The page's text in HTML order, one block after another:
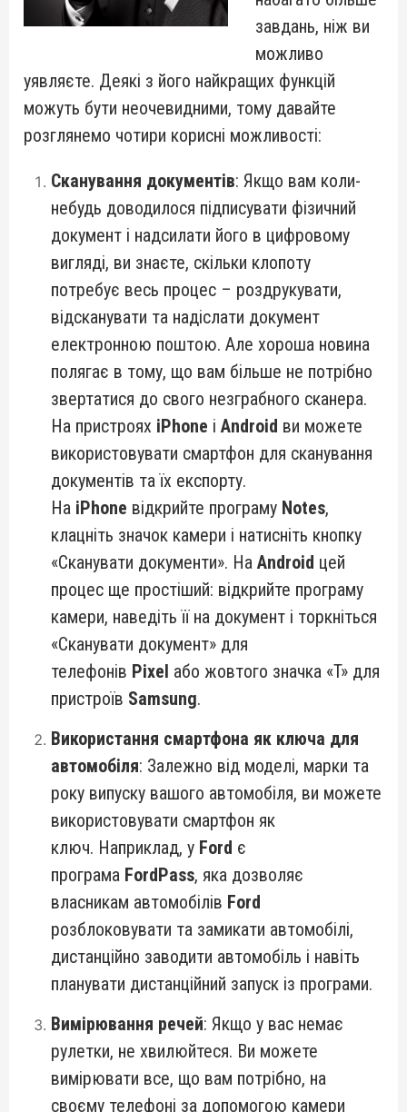
завдань, ніж ви
можливо
уявляєте. Деякі з його найкращих функцій
можуть бути неочевидними, тому давайте
розглянемо чотири корисні можливості:
Сканування документів: Якщо вам коли-
небудь доводилося підписувати фізичний
документ і надсилати його в цифровому
вигляді, ви знаєте, скільки клопоту
потребує весь процес – роздрукувати,
відсканувати та надіслати документ
електронною поштою. Але хороша новина
полягає в тому, що вам більше не потрібно
звертатися до свого незграбного сканера.
На пристроях iPhone і Android ви можете
використовувати смартфон для сканування
документів та їх експорту.
На iPhone відкрийте програму Notes,
клацніть значок камери і натисніть кнопку
«Сканувати документи». На Android цей
процес ще простіший: відкрийте програму
камери, наведіть її на документ і торкніться
«Сканувати документ» для
телефонів Pixel або жовтого значка «T» для
пристроїв Samsung.
Використання смартфона як ключа для
автомобіля: Залежно від моделі, марки та
року випуску вашого автомобіля, ви можете
використовувати смартфон як
ключ. Наприклад, у Ford є
програма FordPass, яка дозволяє
власникам автомобілів Ford
розблоковувати та замикати автомобілі,
дистанційно заводити автомобіль і навіть
планувати дистанційний запуск із програми.
Вимірювання речей: Якщо у вас немає
рулетки, не хвилюйтеся. Ви можете
вимірювати все, що вам потрібно, на
своєму телефоні за допомогою камери